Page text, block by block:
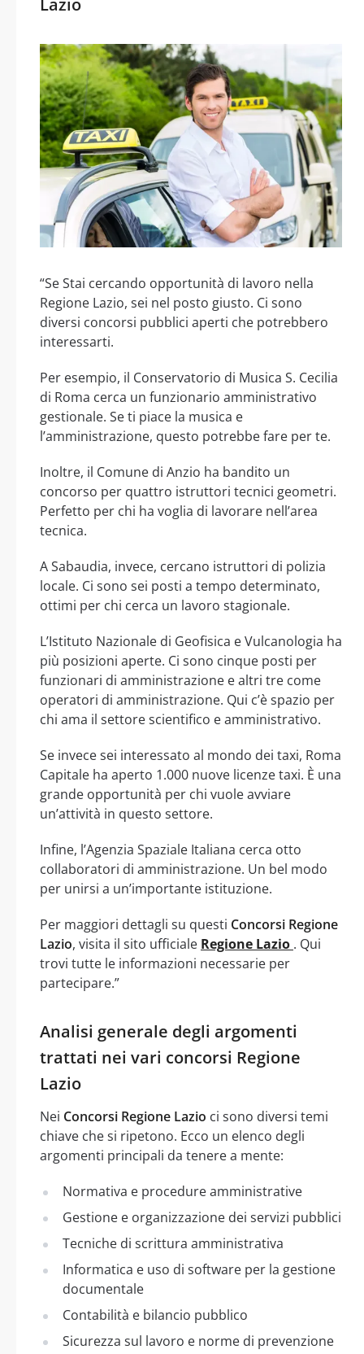
Lazio
“Se Stai cercando opportunità di lavoro nella
Regione Lazio, sei nel posto giusto. Ci sono
diversi concorsi pubblici aperti che potrebbero
interessarti.
Per esempio, il Conservatorio di Musica S. Cecilia
di Roma cerca un funzionario amministrativo
gestionale. Se ti piace la musica e
l’amministrazione, questo potrebbe fare per te.
Inoltre, il Comune di Anzio ha bandito un
concorso per quattro istruttori tecnici geometri.
Perfetto per chi ha voglia di lavorare nell’area
tecnica.
A Sabaudia, invece, cercano istruttori di polizia
locale. Ci sono sei posti a tempo determinato,
ottimi per chi cerca un lavoro stagionale.
L’Istituto Nazionale di Geofisica e Vulcanologia ha
più posizioni aperte. Ci sono cinque posti per
funzionari di amministrazione e altri tre come
operatori di amministrazione. Qui c’è spazio per
chi ama il settore scientifico e amministrativo.
Se invece sei interessato al mondo dei taxi, Roma
Capitale ha aperto 1.000 nuove licenze taxi. È una
grande opportunità per chi vuole avviare
un’attività in questo settore.
Infine, l’Agenzia Spaziale Italiana cerca otto
collaboratori di amministrazione. Un bel modo
per unirsi a un’importante istituzione.
Per maggiori dettagli su questi Concorsi Regione
Lazio, visita il sito ufficiale Regione Lazio . Qui
trovi tutte le informazioni necessarie per
partecipare.”
Analisi generale degli argomenti
trattati nei vari concorsi Regione
Lazio
Nei Concorsi Regione Lazio ci sono diversi temi
chiave che si ripetono. Ecco un elenco degli
argomenti principali da tenere a mente:
Normativa e procedure amministrative
Gestione e organizzazione dei servizi pubblici
Tecniche di scrittura amministrativa
Informatica e uso di software per la gestione
documentale
Contabilità e bilancio pubblico
Sicurezza sul lavoro e norme di prevenzione